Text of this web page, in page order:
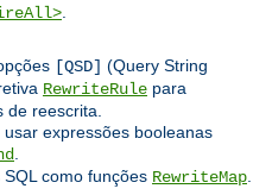
[QSD] (Query String
RewriteRule para
reescrita.
expressões booleanas
como funções RewriteMap